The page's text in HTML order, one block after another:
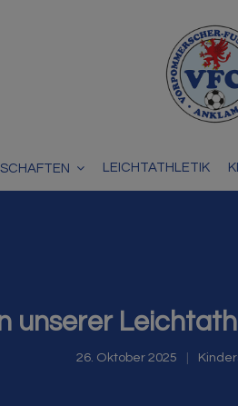
LEICHTATHLETIK
unserer
26. Oktober 2025